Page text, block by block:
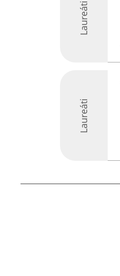
Laureáti
Laureáti